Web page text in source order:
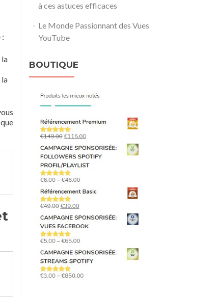
la
la
à ces astuces efficaces
Le Monde Passionnant des Vues
YouTube
BOUTIQUE